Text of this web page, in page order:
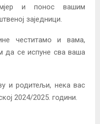
и понос вашим
заједници.
честитамо и вама,
да се испуне сва ваша
и родитељи, нека вас
2024/2025. години.